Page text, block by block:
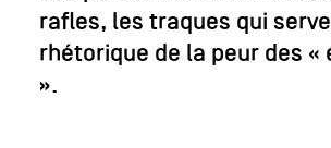
rafles, les traques qui
rhétorique de la peur des «
».